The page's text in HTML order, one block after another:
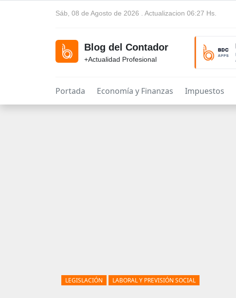
Sáb, 08 de Agosto de 2026 . Actualizacion 06:27 Hs.
Blog del Contador
+Actualidad Profesional
Portada Economía y Finanzas Impuestos
LEGISLACIÓN LABORAL Y PREVISIÓN SOCIAL